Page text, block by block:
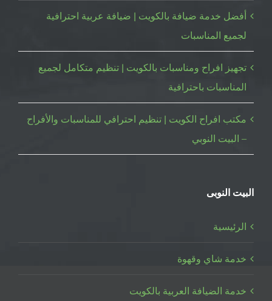
أفضل خدمة ضيافة بالكويت | ضيافة عربية احترافية
لجميع المناسبات
تجهيز افراح ومناسبات بالكويت | تنظيم متكامل لجميع
المناسبات باحترافية
مكتب افراح الكويت | تنظيم احترافي للمناسبات والأفراح
– البيت النوبي
البيت النوبى
الرئيسية
خدمة شاي وقهوة
خدمة الضيافة العربية بالكويت